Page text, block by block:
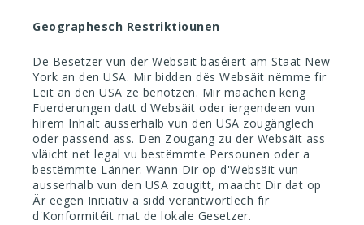
Geographesch Restriktiounen
De Besëtzer vun der Websäit baséiert am Staat New
York an den USA. Mir bidden dës Websäit nëmme fir
Leit an den USA ze benotzen. Mir maachen keng
Fuerderungen datt d'Websäit oder iergendeen vun
hirem Inhalt ausserhalb vun den USA zougänglech
oder passend ass. Den Zougang zu der Websäit ass
vläicht net legal vu bestëmmte Persounen oder a
bestëmmte Länner. Wann Dir op d'Websäit vun
ausserhalb vun den USA zougitt, maacht Dir dat op
Är eegen Initiativ a sidd verantwortlech fir
d'Konformitéit mat de lokale Gesetzer.